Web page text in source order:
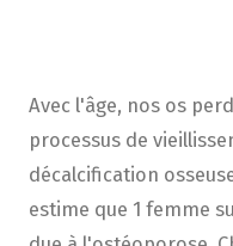
Avec l'âge, nos os
processus de
décalcification
estime que 1 femme